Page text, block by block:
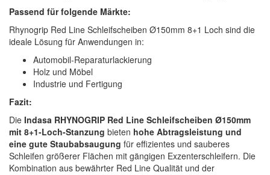
Passend für folgende Märkte:
Rhynogrip Red Line Schleifscheiben Ø150mm 8+1 Loch sind die
ideale Lösung für Anwendungen in:
Automobil-Reparaturlackierung
Holz und Möbel
Industrie und Fertigung
Fazit:
Die Indasa RHYNOGRIP Red Line Schleifscheiben Ø150mm
mit 8+1-Loch-Stanzung bieten hohe Abtragsleistung und
eine gute Staubabsaugung für effizientes und sauberes
Schleifen größerer Flächen mit gängigen Exzenterschleifern. Die
Kombination aus bewährter Red Line Qualität und der